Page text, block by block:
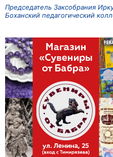
Председатель Заксобрания
Боханский педагогический